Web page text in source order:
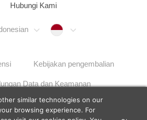
Hubungi Kami
Indonesia
Kebijakan pengembalian
Data dan Keamanan
Masalah Sitemap
similar technologies on our
browsing experience. For